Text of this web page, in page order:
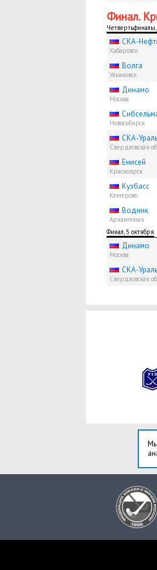
Финал.
СКА-
Хабаровск
Волга
Ульяновск
Динамо
Москва
Новосибирск
СКА-
Свердловская
Енисей
Красноярск
Кузбасс
Кемерово
Водник
Архангельск
Финал, 5 октября
Динамо
Москва
СКА-
Свердловская